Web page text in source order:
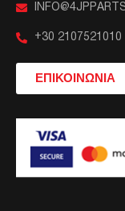
+30 2107521010
ΕΠΙΚΟΙΝΩΝΙΑ